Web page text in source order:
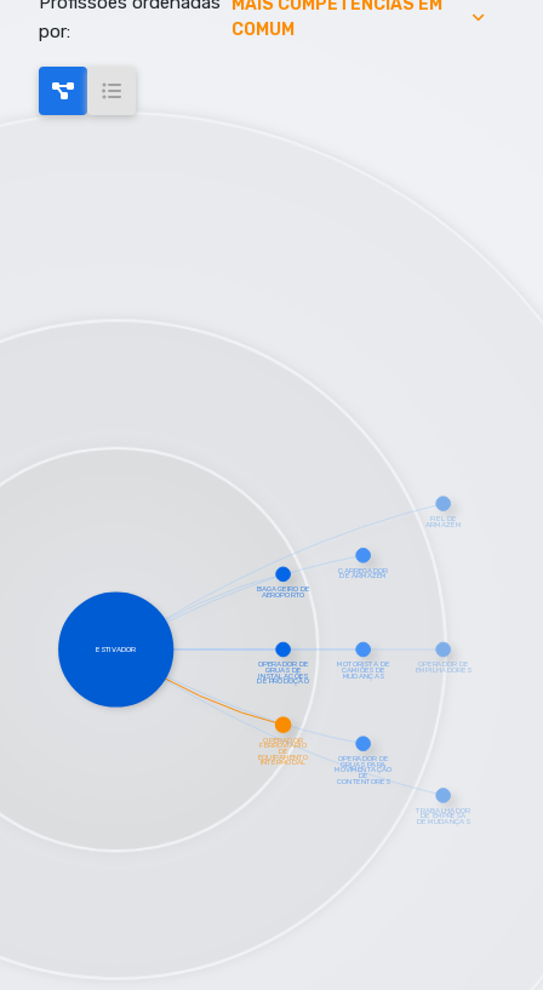
por:
MAIS COMPETÊNCIAS EM
COMUM